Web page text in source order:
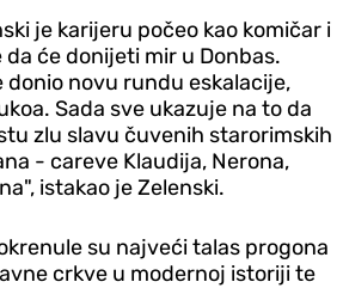
je karijeru počeo kao komičar i
da će donijeti mir u Donbas.
donio novu rundu eskalacije,
Sada sve ukazuje na to da
zlu slavu čuvenih starorimskih
- careve Klaudija, Nerona,
istakao je Zelenski.
su najveći talas progona
crkve u modernoj istoriji te